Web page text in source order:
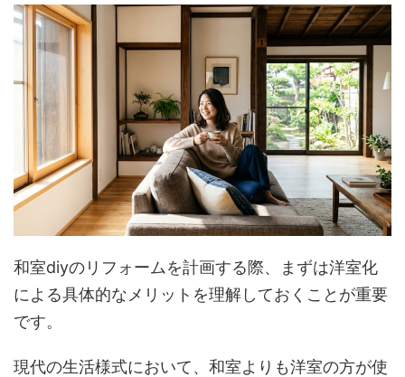
和室diyのリフォームを計画する際、まずは洋室化
による具体的なメリットを理解しておくことが重要
です。
現代の生活様式において、和室よりも洋室の方が使